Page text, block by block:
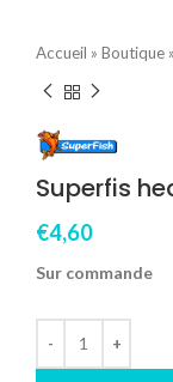
Accueil » Boutique »
Superfis
€4,60
Sur commande